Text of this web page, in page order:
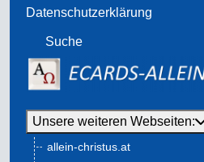
Datenschutzerklärung
Suche
Unsere weiteren Webseiten:
allein-christus.at